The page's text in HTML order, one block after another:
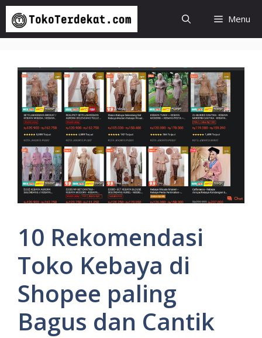
Langsung
isi
Menu
10 Rekomendasi
Toko Kebaya di
Shopee paling
Bagus dan Cantik